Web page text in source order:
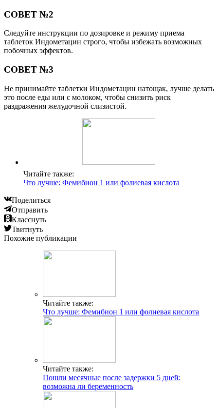
СОВЕТ №2
Следуйте инструкции по дозировке и режиму приема
таблеток Индометацин строго, чтобы избежать возможных
побочных эффектов.
СОВЕТ №3
Не принимайте таблетки Индометацин натощак, лучше делать
это после еды или с молоком, чтобы снизить риск
раздражения желудочной слизистой.
Читайте также:
Что лучше: Фемибион 1 или фолиевая кислота
Поделиться
Отправить
Класснуть
Твитнуть
Похожие публикации
Читайте также:
Что лучше: Фемибион 1 или фолиевая кислота
Читайте также:
Пошли месячные после задержки 5 дней:
возможна ли беременность